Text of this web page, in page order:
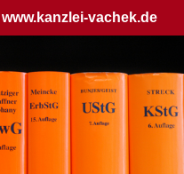
www.kanzlei-vachek.de